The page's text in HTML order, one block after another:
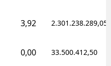
3,92 2.301.238.289,05
0,00 33.500.412,50